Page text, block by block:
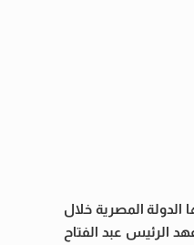
الدولة المصرية خلال
الرئيس عبد الفتاح